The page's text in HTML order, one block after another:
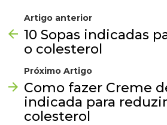
Artigo anterior
10 Sopas indicadas
o colesterol
Próximo Artigo
Como fazer Creme
indicada para
colesterol